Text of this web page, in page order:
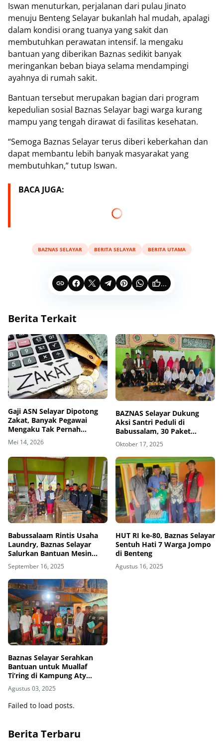
Iswan menuturkan, perjalanan dari pulau Jinato
menuju Benteng Selayar bukanlah hal mudah, apalagi
dalam kondisi orang tuanya yang sakit dan
membutuhkan perawatan intensif. Ia mengaku
bantuan yang diberikan Baznas sedikit banyak
meringankan beban biaya selama mendampingi
ayahnya di rumah sakit.
Bantuan tersebut merupakan bagian dari program
kepedulian sosial Baznas Selayar bagi warga kurang
mampu yang tengah dirawat di fasilitas kesehatan.
“Semoga Baznas Selayar terus diberi keberkahan dan
dapat membantu lebih banyak masyarakat yang
membutuhkan,” tutup Iswan.
BACA JUGA:
BAZNAS SELAYAR BERITA SELAYAR BERITA UTAMA
...
Berita Terkait
Gaji ASN Selayar Dipotong
Zakat, Banyak Pegawai
Mengaku Tak Pernah
Dijelaskan, Ini Penjelasan
Baznas
Mei 14, 2026
‎BAZNAS Selayar Dukung
Aksi Santri Peduli di
Babussalam, 30 Paket
Bantuan Disalurkan Lewat
Gerakan Sejuta Pahala
Oktober 17, 2025
Babussalaam Rintis Usaha
Laundry, Baznas Selayar
Salurkan Bantuan Mesin
Cuci
September 16, 2025
HUT RI ke-80, Baznas Selayar
Sentuh Hati 7 Warga Jompo
di Benteng
Agustus 16, 2025
Baznas Selayar Serahkan
Bantuan untuk Muallaf
Ti’ring di Kampung Aty
Kodong
Agustus 03, 2025
Failed to load posts.
Berita Terbaru